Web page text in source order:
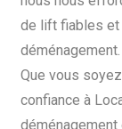
de lift fiables
déménagement.
Que vous
confiance à